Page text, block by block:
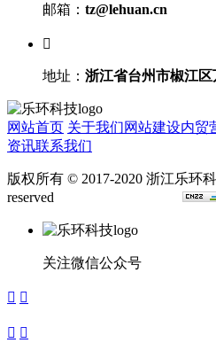
邮箱： tz@lehuan.cn

地址： 浙江省台州市椒江
网站首页 关于我们网站建设内贸
资讯联系我们
版权所有 © 2017-2020 浙江乐环
reserved
关注微信公众号
 
 